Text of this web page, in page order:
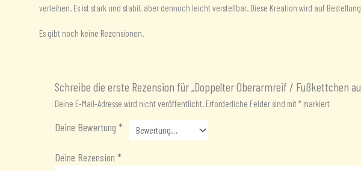
verleihen. Es ist stark und stabil, aber dennoch leicht verstellbar. Diese Kreation wird auf
Es gibt noch keine Rezensionen.
Schreibe die erste Rezension für „Doppelter Oberarmreif / Fußkettchen
Deine E-Mail-Adresse wird nicht veröffentlicht. Erforderliche Felder sind mit* markiert
Deine Bewertung*
Deine Rezension*